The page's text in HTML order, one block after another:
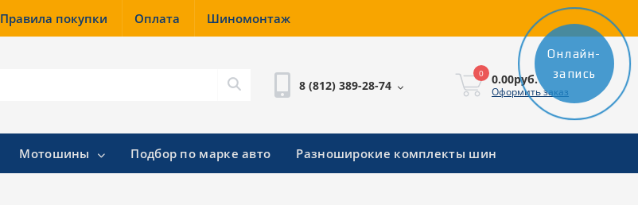
Правила покупки Оплата Шиномонтаж
8 (812) 389-28-74
0 0.00руб.
Оформить заказ
Мотошины Подбор по марке авто Разноширокие комплекты шин
Онлайн-
запись